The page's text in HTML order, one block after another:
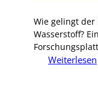
Wie gelingt
Wasserstoff?
Weiterlesen